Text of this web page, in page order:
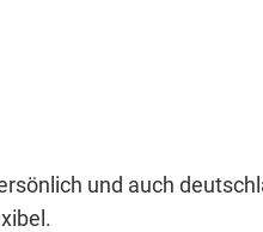
und auch